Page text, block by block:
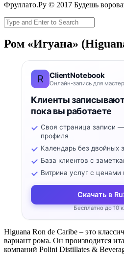
Фруллато.Ру © 2017 Будешь
Ром «Игуана»
R ClientNotebook
Онлайн-запись для
Клиенты
пока вы работаете
Своя страница записи
профиля
Календарь без двойных
База клиентов с
Витрина услуг с ценами
Скачать в
Бесплатно до 10
Higuana Ron de Caribe – это
вариант рома. Он производится
компаний Polini Distillates &